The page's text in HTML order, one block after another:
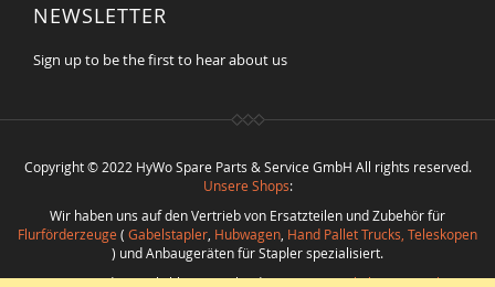
NEWSLETTER
Sign up to be the first to hear about us
Copyright © 2022 HyWo Spare Parts & Service GmbH All rights reserved.
Unsere Shops:
Wir haben uns auf den Vertrieb von Ersatzteilen und Zubehör für
Flurförderzeuge ( Gabelstapler Hubwagen Hand Pallet Trucks, Teleskopen
) und Anbaugeräten für Stapler spezialisiert.
Nutzen Sie die Möglichkeit verschiedensteErsatzteile bester Qualität